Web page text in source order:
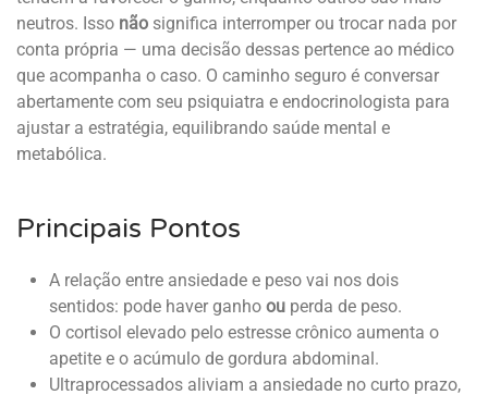
neutros. Isso não significa interromper ou trocar nada por
conta própria — uma decisão dessas pertence ao médico
que acompanha o caso. O caminho seguro é conversar
abertamente com seu psiquiatra e endocrinologista para
ajustar a estratégia, equilibrando saúde mental e
metabólica.
Principais Pontos
A relação entre ansiedade e peso vai nos dois
sentidos: pode haver ganho ou perda de peso.
O cortisol elevado pelo estresse crônico aumenta o
apetite e o acúmulo de gordura abdominal.
Ultraprocessados aliviam a ansiedade no curto prazo,